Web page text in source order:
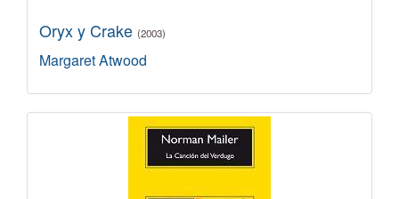
Oryx y Crake (2003)
Margaret Atwood